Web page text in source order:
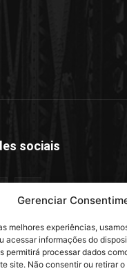
Gerenciar
melhores experiências,
acessar informações do
permitirá processar dados
site. Não consentir ou retirar
sociais